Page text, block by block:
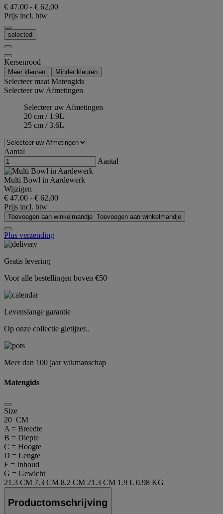
€ 47,00 - € 62,00
Prijs incl. btw
selected
Kersenrood
Meer kleuren Minder kleuren
Selecteer maatMatengids
Selecteer uw Afmetingen
Selecteer uw Afmetingen
20 cm / 1.9L
25 cm / 3.6L
Aantal
Aantal
Multi Bowl in Aardewerk
Wijzigen
€ 47,00 - € 62,00
Prijs incl. btw
Toevoegen aan winkelmandje Toevoegen aan winkelmandje
Plus verzending
Gratis levering
Voor alle bestellingen boven €50
Levenslange garantie
Op onze collectie gietijzer..
Meer dan 100 jaar vakmanschap
Matengids
Size
20 CM
A = Breedte
B = Diepte
C = Hoogte
D = Lengte
F = Inhoud
G = Gewicht
21.3 CM 7.3 CM 8.2 CM 21.3 CM 1.9 L 0.98 KG
Productomschrijving